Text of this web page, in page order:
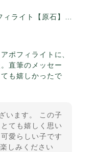
［星の家Ⅰ］アポフィライト【原石】O300-314
ポフィライトに、
直筆のメッセー
も嬉しかったで
います。 この子
ても嬉しく思い
愛らしい子です
しみください